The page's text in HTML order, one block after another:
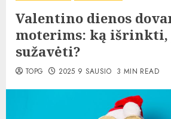
Valentino dienos
moterims: ką
sužavėti?
TOPG 2025 9 SAUSIO 3 MIN READ